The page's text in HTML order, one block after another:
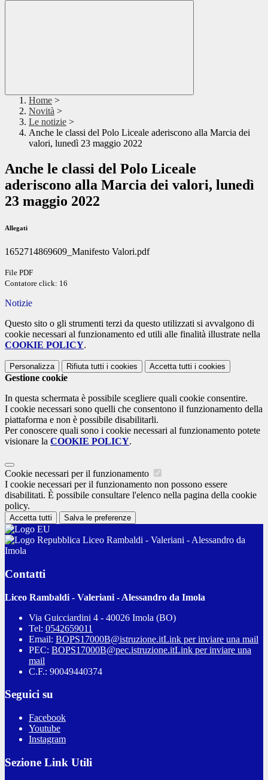
Home >
Novità >
Le notizie >
Anche le classi del Polo Liceale aderiscono alla Marcia dei
valori, lunedì 23 maggio 2022
Anche le classi del Polo Liceale
aderiscono alla Marcia dei valori, lunedì
23 maggio 2022
Allegati
1652714869609_Manifesto Valori.pdf
File PDF
Contatore click: 16
Notizie
Questo sito o gli strumenti terzi da questo utilizzati si avvalgono di
cookie necessari al funzionamento ed utili alle finalità illustrate nella
COOKIE POLICY.
Personalizza Rifiuta tutti i cookies Accetta tutti i cookies
Gestione cookie
In questa schermata è possibile scegliere quali cookie consentire.
I cookie necessari sono quelli che consentono il funzionamento della
piattaforma e non è possibile disabilitarli.
Per conoscere quali sono i cookie necessari al funzionamento potete
visionare la COOKIE POLICY.
Cookie necessari per il funzionamento
I cookie necessari per il funzionamento non possono essere
disabilitati. È possibile consultare l'elenco nella pagina della cookie
policy.
Accetta tutti Salva le preferenze
Liceo Rambaldi - Valeriani - Alessandro da
Imola
Contatti
Liceo Rambaldi - Valeriani - Alessandro da Imola
Via Guicciardini 4 - 40026 Imola (BO)
Tel: 0542659011
Email: BOPS17000B@istruzione.itLink per inviare una mail
PEC: BOPS17000B@pec.istruzione.itLink per inviare una
mail
C.F.: 90049440374
Seguici su
Facebook
Youtube
Instagram
Sezione Link Utili